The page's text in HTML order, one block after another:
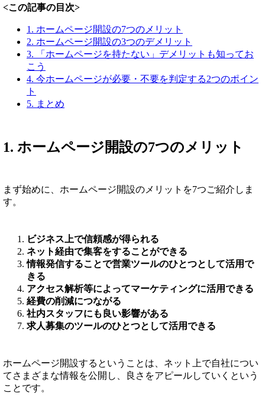
<この記事の目次>
1. ホームページ開設の7つのメリット
2. ホームページ開設の3つのデメリット
3. 「ホームページを持たない」デメリットも知ってお
こう
4. 今ホームページが必要・不要を判定する2つのポイン
ト
5. まとめ
1. ホームページ開設の7つのメリット
まず始めに、ホームページ開設のメリットを7つご紹介しま
す。
ビジネス上で信頼感が得られる
ネット経由で集客をすることができる
情報発信することで営業ツールのひとつとして活用で
きる
アクセス解析等によってマーケティングに活用できる
経費の削減につながる
社内スタッフにも良い影響がある
求人募集のツールのひとつとして活用できる
ホームページ開設するということは、ネット上で自社につい
てさまざまな情報を公開し、良さをアピールしていくという
ことです。